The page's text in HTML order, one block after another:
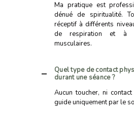
Ma pratique est
dénué de spiritualité.
réceptif à différents
de respiration et à
musculaires.
Quel type de contact
durant une séance ?
Aucun toucher, ni
guide uniquement par le